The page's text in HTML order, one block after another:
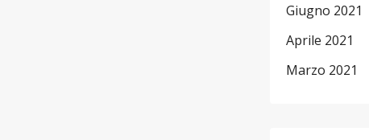
Giugno 2021
Aprile 2021
Marzo 2021